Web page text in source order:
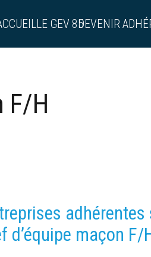
LE GEV 85DEVENIR
F/H
maçon F/